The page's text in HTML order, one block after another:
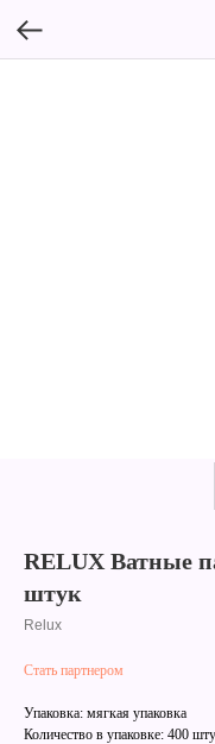
RELUX Ватные
штук
Relux
Стать партнером
Упаковка: мягкая упаковка
Количество в упаковке: 400